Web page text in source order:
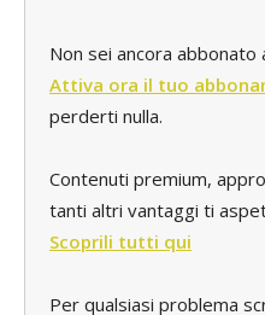
Non sei ancora abbonato
Attiva ora il tuo
perderti nulla.
Contenuti premium,
tanti altri vantaggi ti
Scoprili tutti qui
Per qualsiasi problema